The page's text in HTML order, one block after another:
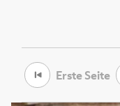
Erste Seite